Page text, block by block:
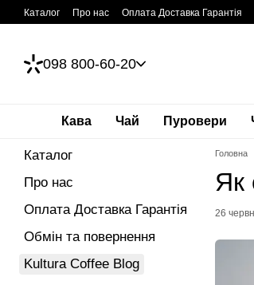
Перейти до основного контенту
Каталог Про нас Оплата Доставка Гарантія
098 800-60-20
Кава Чай Пуровери
Головна
Як
26
Каталог
Про нас
Оплата Доставка Гарантія
Обмін та повернення
Kultura Coffee Blog